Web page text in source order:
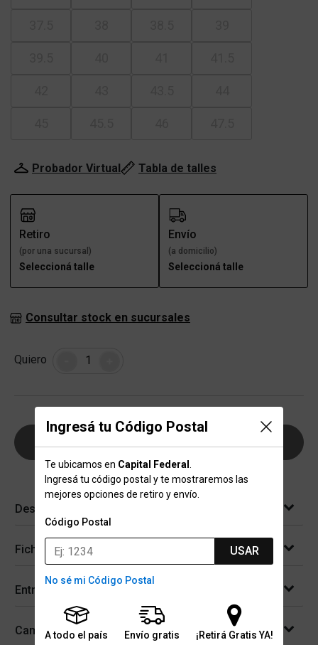
Ingresá tu Código Postal
Te ubicamos en Capital Federal
Ingresá tu código postal y te mostraremos las
mejores opciones de retiro y envío.
Código Postal
USAR
No sé mi Código Postal
A todo el país Envío gratis ¡Retirá Gratis YA!
Probador Virtual Tabla de talles
Retiro
(por una sucursal)
Seleccioná talle
Envío
(a domicilio)
Seleccioná talle
Consultar stock en sucursales
Quiero Cantidad
Descripción
Ficha técnica
Entregas
Cambios y devoluciones